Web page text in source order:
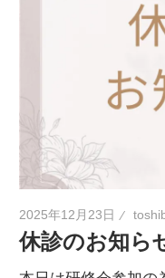
2025年12月23日
休診のお知ら